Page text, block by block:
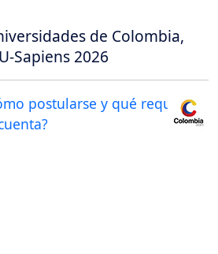
de Colombia,
Sapiens 2026